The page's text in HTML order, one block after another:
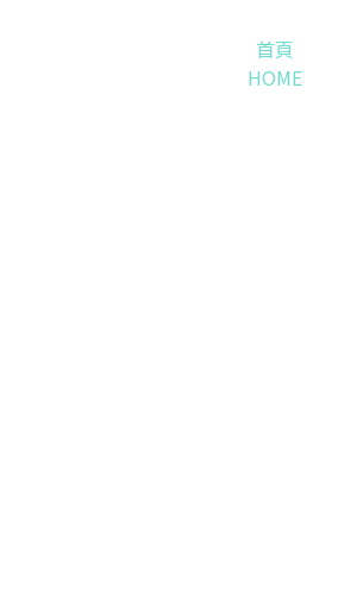
首頁
HOME